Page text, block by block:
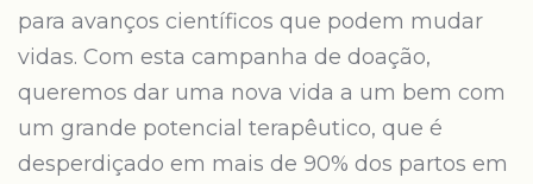
para avanços científicos que podem mudar
vidas. Com esta campanha de doação,
queremos dar uma nova vida a um bem com
um grande potencial terapêutico, que é
desperdiçado em mais de 90% dos partos em